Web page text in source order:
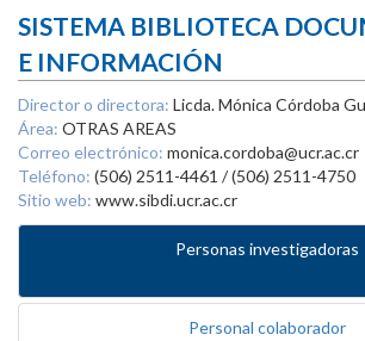
SISTEMA BIBLIOTECA
E INFORMACIÓN
Director o directora: Licda. Mónica Córdoba
Área: OTRAS AREAS
Correo electrónico: monica.cordoba@ucr.ac.cr
Teléfono: (506) 2511-4461 / (506) 2511-4750
Sitio web: www.sibdi.ucr.ac.cr
Personas investigadoras
Personal colaborador